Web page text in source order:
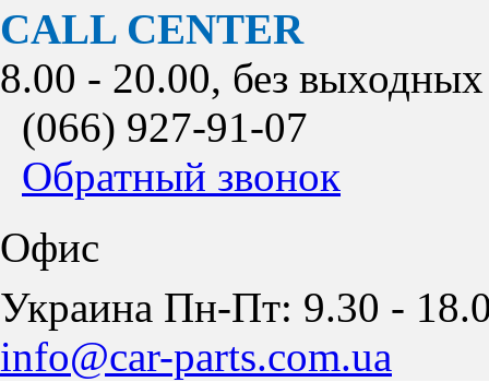
CALL CENTER
8.00 - 20.00, без выходных
(066) 927-91-07
Обратный звонок
Офис
Украина Пн-Пт: 9.30 -
info@car-parts.com.ua